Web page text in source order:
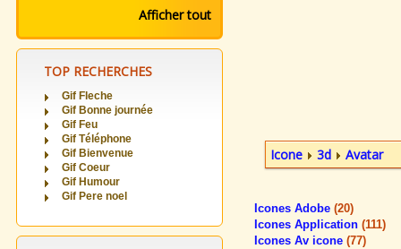
Afficher tout
TOP RECHERCHES
Gif Fleche
Gif Bonne journée
Gif Feu
Gif Téléphone
Gif Bienvenue
Gif Coeur
Gif Humour
Gif Pere noel
Icone 3d Avatar
Icones Adobe (20)
Icones Application (111)
Icones Av icone (77)